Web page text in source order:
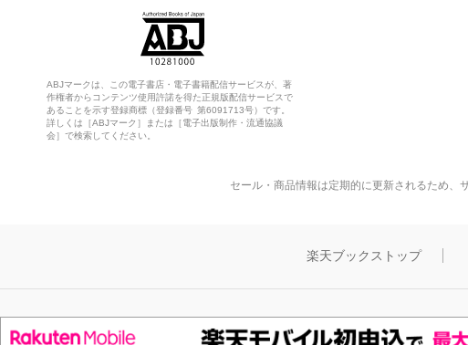
ABJマークは、この電子書店・電子書籍配信サービスが、著
作権者からコンテンツ使用許諾を得た正規版配信サービスで
あることを示す登録商標（登録番号 第6091713号）です。
詳しくは［ABJマーク］または［電子出版制作・流通協議
会］で検索してください。
セール・商品情報は定期的に更新されるため、
楽天ブックストップ